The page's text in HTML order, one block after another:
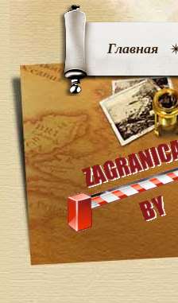
Главная